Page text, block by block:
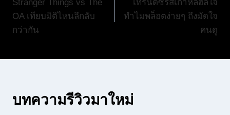
เรื่อง
Stranger Things vs The
OA เทียบมิติไหนลึกลับ
กว่ากัน
เทรนด์ซีรีส์เกาหลีฮีลใจ
ทำไมพล็อตง่ายๆ ถึงมัดใจ
คนดู
บทความรีวิวมาใหม่